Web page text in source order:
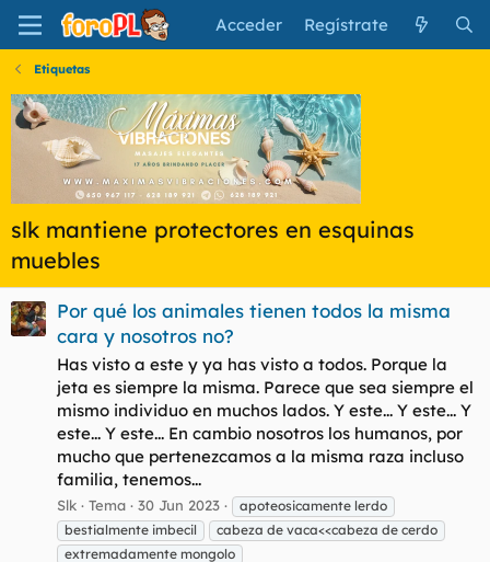
Acceder Regístrate
Etiquetas
slk mantiene protectores en esquinas
muebles
Por qué los animales tienen todos la misma
cara y nosotros no?
Has visto a este y ya has visto a todos. Porque la
jeta es siempre la misma. Parece que sea siempre el
mismo individuo en muchos lados. Y este... Y este... Y
este... Y este... En cambio nosotros los humanos, por
mucho que pertenezcamos a la misma raza incluso
familia, tenemos...
Slk Tema 30 Jun 2023
apoteosicamente lerdo
bestialmente imbecil
cabeza de vaca<<cabeza de cerdo
extremadamente mongolo